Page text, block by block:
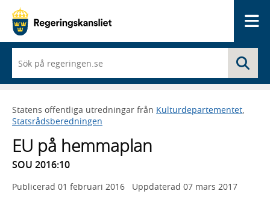
du
börjar
skriva
framträder
en
med
sökförslag
Statens offentliga utredningar från Kulturdepartementet,
Statsrådsberedningen
EU på hemmaplan
SOU 2016:10
Publicerad 01 februari 2016 Uppdaterad 07 mars 2017